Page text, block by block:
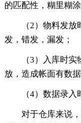
的匹配性，糊里糊涂
（2）物料发
发，错发，漏发；
（3）入库时
放，造成帐面有数
（4）数据录
对于仓库来说